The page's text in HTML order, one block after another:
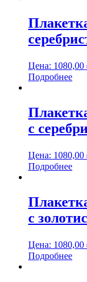
Цена: 1080,00
Подробнее
c
Цена: 1080,00
Подробнее
с
Цена: 1080,00
Подробнее